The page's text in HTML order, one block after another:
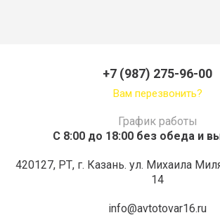
+7 (987) 275-96-00
Вам перезвонить?
График работы
С 8:00 до 18:00 без обеда и
420127, РТ, г. Казань. ул. Михаила
14
info@avtotovar16.ru